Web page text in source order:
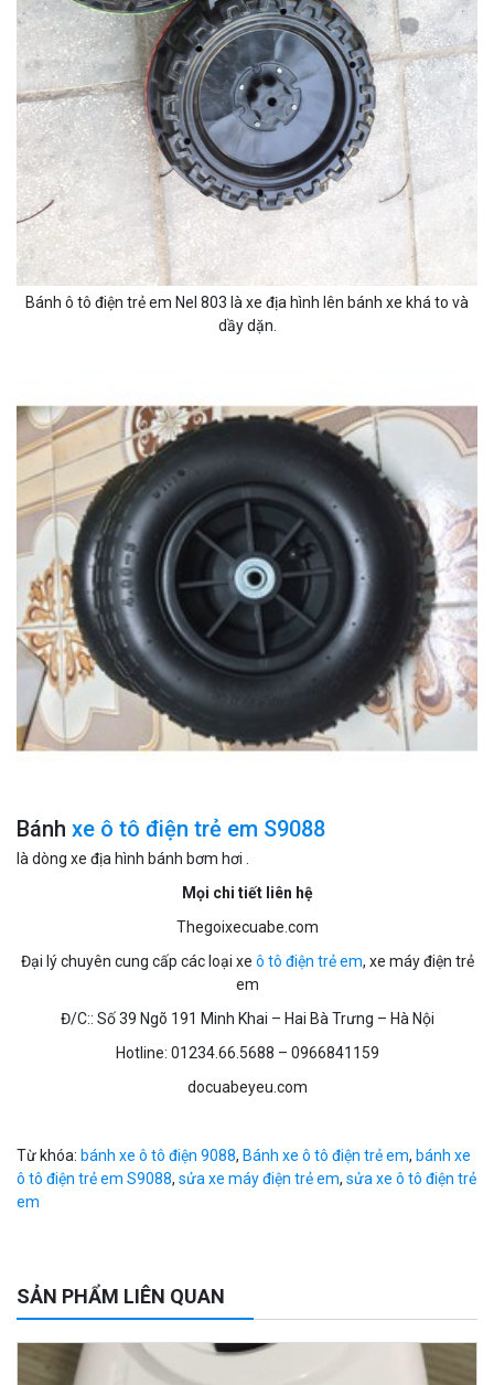
Bánh ô tô điện trẻ em Nel 803 là xe địa hình lên bánh xe khá to và
dầy dặn.
Bánh xe ô tô điện trẻ em S9088
là dòng xe địa hình bánh bơm hơi .
Mọi chi tiết liên hệ
Thegoixecuabe.com
Đại lý chuyên cung cấp các loại xe ô tô điện trẻ em, xe máy điện trẻ
em
Đ/C:: Số 39 Ngõ 191 Minh Khai – Hai Bà Trưng – Hà Nội
Hotline: 01234.66.5688 – 0966841159
docuabeyeu.com
Từ khóa: bánh xe ô tô điện 9088, Bánh xe ô tô điện trẻ em, bánh xe
ô tô điện trẻ em S9088, sửa xe máy điện trẻ em, sửa xe ô tô điện trẻ
em
SẢN PHẨM LIÊN QUAN